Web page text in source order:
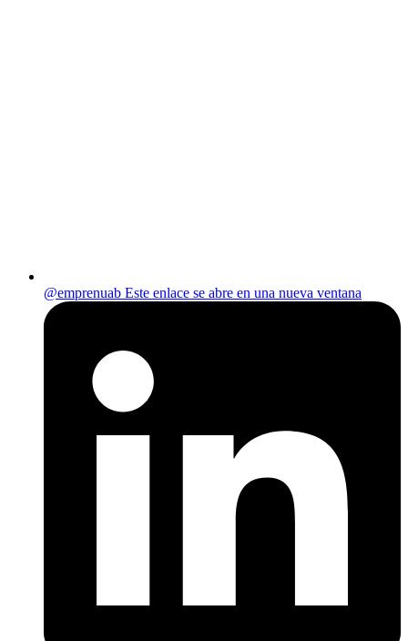
@emprenuab Este enlace se abre en una nueva ventana